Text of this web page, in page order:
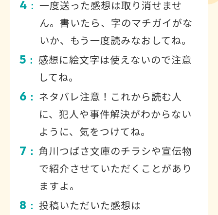
4 ： 一度送った感想は取り消せませ
ん。書いたら、字のマチガイがな
いか、もう一度読みなおしてね。
5 ： 感想に絵文字は使えないので注意
してね。
6 ： ネタバレ注意！これから読む人
に、犯人や事件解決がわからない
ように、気をつけてね。
7 ： 角川つばさ文庫のチラシや宣伝物
で紹介させていただくことがあり
ますよ。
8 ： 投稿いただいた感想は